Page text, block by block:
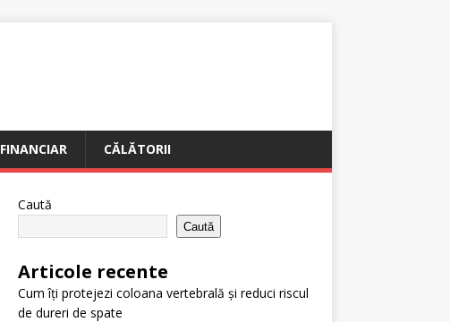
FINANCIAR CĂLĂTORII
Caută
Caută
Articole recente
Cum îți protejezi coloana vertebrală și reduci riscul
de dureri de spate